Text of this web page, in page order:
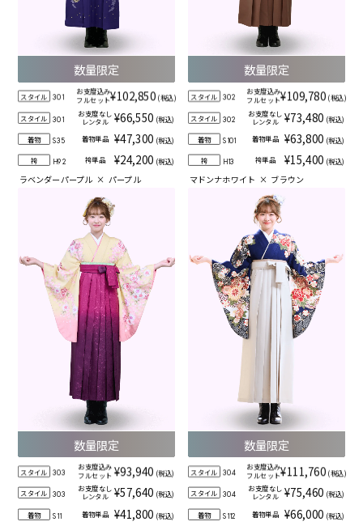
数量限定
スタイル 301
お支度込み
フルセット¥102,850 (税込)
スタイル 301
お支度なし
レンタル
¥66,550 (税込)
着物 S35 着物単品 ¥47,300 (税込)
袴 H92 袴単品 ¥24,200 (税込)
ラベンダーパープル × パープル
数量限定
スタイル 302
お支度込み
フルセット¥109,780 (税込)
スタイル 302
お支度なし
レンタル ¥73,480 (税込)
着物 S101 着物単品 ¥63,800 (税込)
袴 H13 袴単品 ¥15,400 (税込)
マドンナホワイト × ブラウン
数量限定
スタイル 303
お支度込み
フルセット ¥93,940 (税込)
スタイル 303
お支度なし
レンタル
¥57,640 (税込)
着物 S11 着物単品 ¥41,800 (税込)
数量限定
スタイル 304
お支度込み
フルセット¥111,760 (税込)
スタイル 304
お支度なし
レンタル ¥75,460 (税込)
着物 S112 着物単品 ¥66,000 (税込)